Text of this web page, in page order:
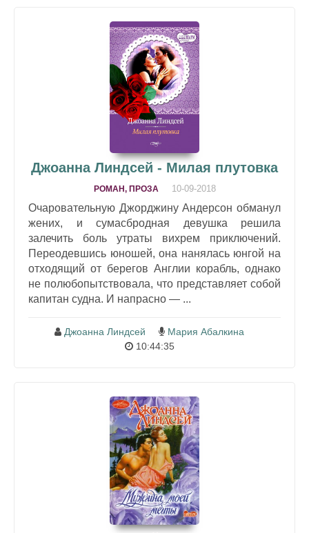
Джоанна Линдсей - Милая плутовка
РОМАН, ПРОЗА 10-09-2018
Очаровательную Джорджину Андерсон обманул
жених, и сумасбродная девушка решила
залечить боль утраты вихрем приключений.
Переодевшись юношей, она нанялась юнгой на
отходящий от берегов Англии корабль, однако
не полюбопытствовала, что представляет собой
капитан судна. И напрасно — ...
Джоанна Линдсей
Мария Абалкина
10:44:35